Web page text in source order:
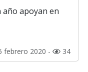
año apoyan en
febrero 2020 - 34